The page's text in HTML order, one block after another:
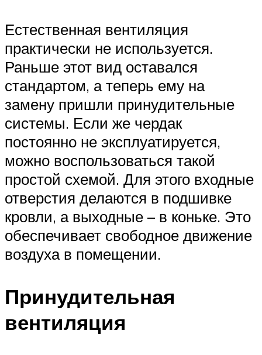
Естественная вентиляция
практически не используется.
Раньше этот вид оставался
стандартом, а теперь ему на
замену пришли принудительные
системы. Если же чердак
постоянно не эксплуатируется,
можно воспользоваться такой
простой схемой. Для этого входные
отверстия делаются в подшивке
кровли, а выходные – в коньке. Это
обеспечивает свободное движение
воздуха в помещении.
Принудительная
вентиляция